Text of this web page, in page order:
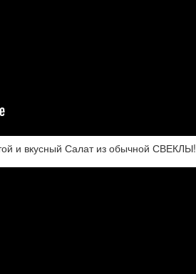
и вкусный Салат из обычной СВЕКЛЫ!